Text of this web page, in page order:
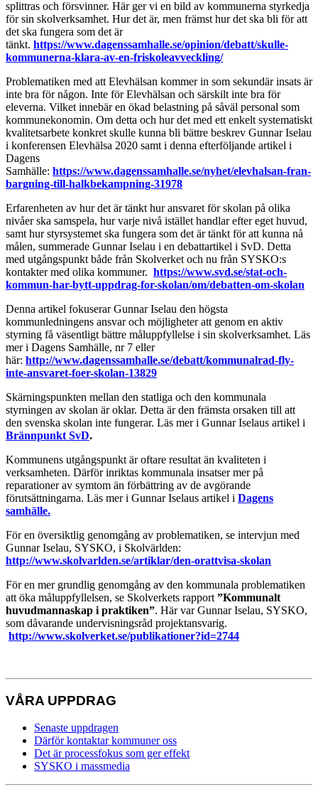
splittras och försvinner. Här ger vi en bild av kommunerna styrkedja
för sin skolverksamhet. Hur det är, men främst hur det ska bli för att
det ska fungera som det är
tänkt. https://www.dagenssamhalle.se/opinion/debatt/skulle-
kommunerna-klara-av-en-friskoleavveckling/
Problematiken med att Elevhälsan kommer in som sekundär insats är
inte bra för någon. Inte för Elevhälsan och särskilt inte bra för
eleverna. Vilket innebär en ökad belastning på såväl personal som
kommunekonomin. Om detta och hur det med ett enkelt systematiskt
kvalitetsarbete konkret skulle kunna bli bättre beskrev Gunnar Iselau
i konferensen Elevhälsa 2020 samt i denna efterföljande artikel i
Dagens
Samhälle: https://www.dagenssamhalle.se/nyhet/elevhalsan-fran-
bargning-till-halkbekampning-31978
Erfarenheten av hur det är tänkt hur ansvaret för skolan på olika
nivåer ska samspela, hur varje nivå istället handlar efter eget huvud,
samt hur styrsystemet ska fungera som det är tänkt för att kunna nå
målen, summerade Gunnar Iselau i en debattartikel i SvD. Detta
med utgångspunkt både från Skolverket och nu från SYSKO:s
kontakter med olika kommuner. https://www.svd.se/stat-och-
kommun-har-bytt-uppdrag-for-skolan/om/debatten-om-skolan
Denna artikel fokuserar Gunnar Iselau den högsta
kommunledningens ansvar och möjligheter att genom en aktiv
styrning få väsentligt bättre måluppfyllelse i sin skolverksamhet. Läs
mer i Dagens Samhälle, nr 7 eller
här: http://www.dagenssamhalle.se/debatt/kommunalrad-fly-
inte-ansvaret-foer-skolan-13829
Skärningspunkten mellan den statliga och den kommunala
styrningen av skolan är oklar. Detta är den främsta orsaken till att
den svenska skolan inte fungerar. Läs mer i Gunnar Iselaus artikel i
Brännpunkt SvD.
Kommunens utgångspunkt är oftare resultat än kvaliteten i
verksamheten. Därför inriktas kommunala insatser mer på
reparationer av symtom än förbättring av de avgörande
förutsättningarna. Läs mer i Gunnar Iselaus artikel i Dagens
samhälle.
För en översiktlig genomgång av problematiken, se intervjun med
Gunnar Iselau, SYSKO, i Skolvärlden:
http://www.skolvarlden.se/artiklar/den-orattvisa-skolan
För en mer grundlig genomgång av den kommunala problematiken
att öka måluppfyllelsen, se Skolverkets rapport ”Kommunalt
huvudmannaskap i praktiken”. Här var Gunnar Iselau, SYSKO,
som dåvarande undervisningsråd projektansvarig.
http://www.skolverket.se/publikationer?id=2744
VÅRA UPPDRAG
Senaste uppdragen
Därför kontaktar kommuner oss
Det är processfokus som ger effekt
SYSKO i massmedia